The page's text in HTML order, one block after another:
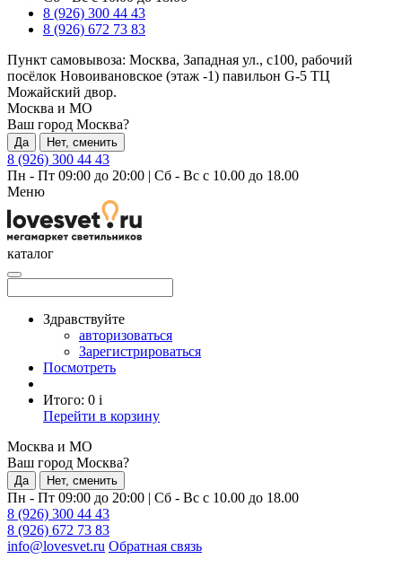
8 (926) 300 44 43
8 (926) 672 73 83
Пункт самовывоза: Москва, Западная ул., с100, рабочий
посёлок Новоивановское (этаж -1) павильон G-5 ТЦ
Можайский двор.
Москва и МО
Ваш город Москва?
Да Нет, сменить
8 (926) 300 44 43
Пн - Пт 09:00 до 20:00 | Сб - Вс с 10.00 до 18.00
Меню
каталог
Здравствуйте
авторизоваться
Зарегистрироваться
Посмотреть
Итого: 0 i
Перейти в корзину
Москва и МО
Ваш город Москва?
Да Нет, сменить
Пн - Пт 09:00 до 20:00 | Сб - Вс с 10.00 до 18.00
8 (926) 300 44 43
8 (926) 672 73 83
info@lovesvet.ru Обратная связь